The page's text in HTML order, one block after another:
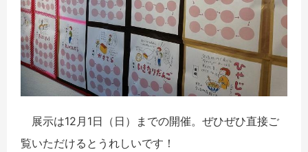
展示は12月1日（日）までの開催。ぜひぜひ直接ご
覧いただけるとうれしいです！